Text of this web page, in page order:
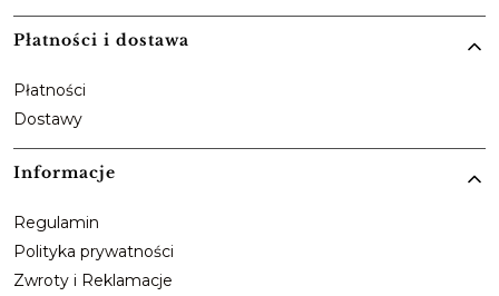
Płatności i dostawa
Płatności
Dostawy
Informacje
Regulamin
Polityka prywatności
Zwroty i Reklamacje